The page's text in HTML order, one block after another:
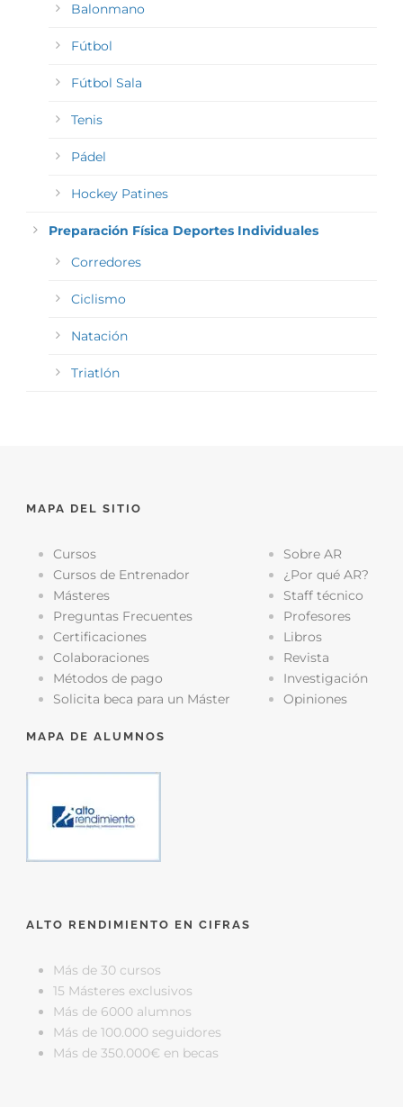
Balonmano
Fútbol
Fútbol Sala
Tenis
Pádel
Hockey Patines
Preparación Física Deportes Individuales
Corredores
Ciclismo
Natación
Triatlón
MAPA DEL SITIO
Cursos
Cursos de Entrenador
Másteres
Preguntas Frecuentes
Certificaciones
Colaboraciones
Métodos de pago
Solicita beca para un Máster
Sobre AR
¿Por qué AR?
Staff técnico
Profesores
Libros
Revista
Investigación
Opiniones
MAPA DE ALUMNOS
ALTO RENDIMIENTO EN CIFRAS
Más de 30 cursos
15 Másteres exclusivos
Más de 6000 alumnos
Más de 100.000 seguidores
Más de 350.000€ en becas